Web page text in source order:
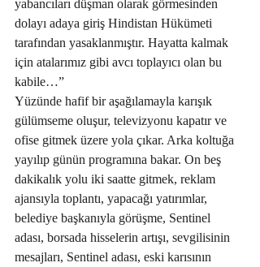
yabancıları düşman olarak görmesinden
dolayı adaya giriş Hindistan Hükümeti
tarafından yasaklanmıştır. Hayatta kalmak
için atalarımız gibi avcı toplayıcı olan bu
kabile…”
Yüzünde hafif bir aşağılamayla karışık
gülümseme oluşur, televizyonu kapatır ve
ofise gitmek üzere yola çıkar. Arka koltuğa
yayılıp günün programına bakar. On beş
dakikalık yolu iki saatte gitmek, reklam
ajansıyla toplantı, yapacağı yatırımlar,
belediye başkanıyla görüşme, Sentinel
adası, borsada hisselerin artışı, sevgilisinin
mesajları, Sentinel adası, eski karısının